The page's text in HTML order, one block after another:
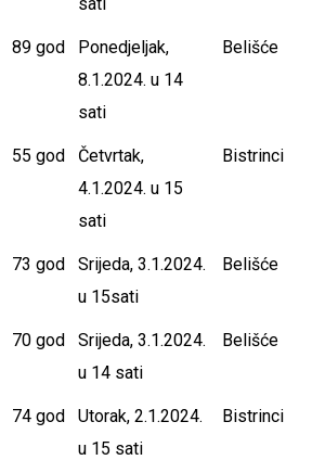
89 god
Ponedjeljak,
8.1.2024. u 14
sati
Belišće
55 god
Četvrtak,
4.1.2024. u 15
sati
Bistrinci
73 god
Srijeda, 3.1.2024.
u 15sati
Belišće
70 god
Srijeda, 3.1.2024.
u 14 sati
Belišće
74 god
Utorak, 2.1.2024.
u 15 sati
Bistrinci